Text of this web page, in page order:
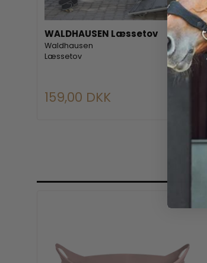
WALDHAUSEN Læssetov
Waldhausen
Læssetov
159,00 DKK